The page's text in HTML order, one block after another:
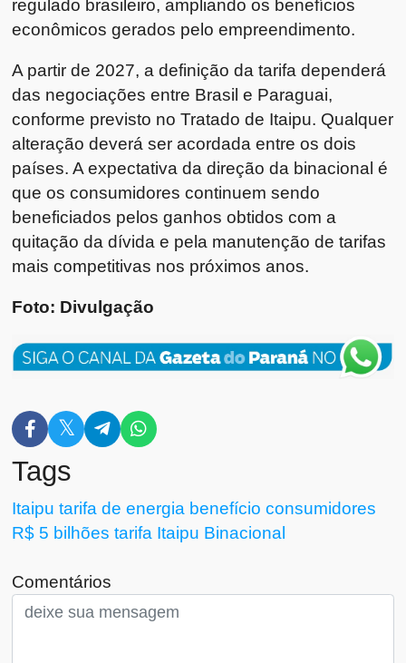
regulado brasileiro, ampliando os benefícios
econômicos gerados pelo empreendimento.
A partir de 2027, a definição da tarifa dependerá
das negociações entre Brasil e Paraguai,
conforme previsto no Tratado de Itaipu. Qualquer
alteração deverá ser acordada entre os dois
países. A expectativa da direção da binacional é
que os consumidores continuem sendo
beneficiados pelos ganhos obtidos com a
quitação da dívida e pela manutenção de tarifas
mais competitivas nos próximos anos.
Foto: Divulgação
Tags
Itaipu tarifa de energia benefício consumidores
R$ 5 bilhões tarifa Itaipu Binacional
Comentários